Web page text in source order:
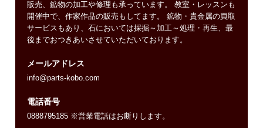
販売、鉱物の加工や修理も承っています。 教室・レッスンも
開催中で、作家作品の販売もしてます。 鉱物・貴金属の買取
サービスもあり、石においては採掘～加工～処理・再生、最
後までおつきあいさせていただいております。
メールアドレス
info@parts-kobo.com
電話番号
0888795185 ※営業電話はお断りします。